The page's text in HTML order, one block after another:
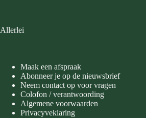
Allerlei
Maak een afspraak
Abonneer je op de nieuwsbrief
Neem contact op voor vragen
Colofon / verantwoording
Algemene voorwaarden
Privacyveklaring